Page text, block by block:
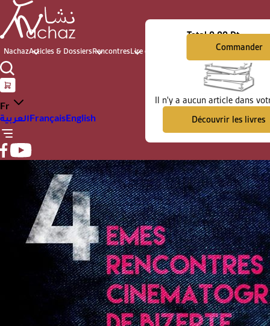
NachazArticles & DossiersRencontresLire et voir Archives du présent
Il n'y a aucun article dans
Découvrir les livres
Total 0.00 Dt
Commander
Fr
العربيةFrançaisEnglish